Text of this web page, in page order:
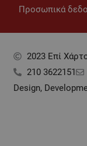
Προσωπικά
2023 Επί
210 3622151
Design,